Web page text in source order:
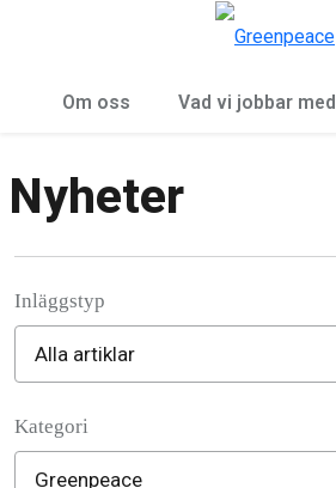
Om oss Vad vi jobbar med
Nyheter
Inläggstyp
Kategori